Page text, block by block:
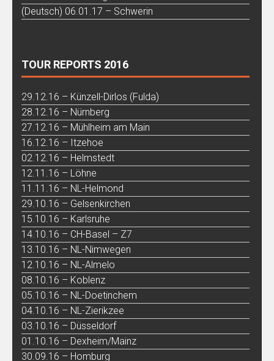
(Deutsch) 06.01.17 – Schwerin
TOUR REPORTS 2016
29.12.16 – Künzell-Dirlos (Fulda)
28.12.16 – Nürnberg
27.12.16 – Mühlheim am Main
16.12.16 – Itzehoe
02.12.16 – Helmstedt
12.11.16 – Löhne
11.11.16 – NL-Helmond
29.10.16 – Gelsenkirchen
15.10.16 – Karlsruhe
14.10.16 – CH-Basel – Z7
13.10.16 – NL-Nimwegen
12.10.16 – NL-Almelo
08.10.16 – Koblenz
05.10.16 – NL-Doetinchem
04.10.16 – NL-Zierikzee
03.10.16 – Düsseldorf
01.10.16 – Dexheim/Mainz
30.09.16 – Homburg